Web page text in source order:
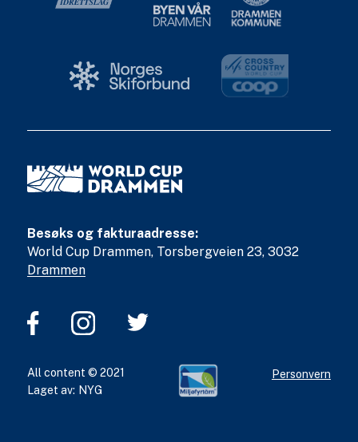
Besøks og fakturaadresse:
World Cup Drammen, Torsbergveien 23, 3032
Drammen
All content © 2021
Laget av: NYG
Personvern